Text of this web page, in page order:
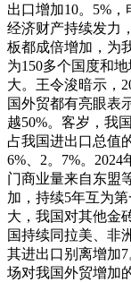
出口增加10。5%
经济财产持续发力
板都成倍增加，为
为150多个国度和
大。王令浚暗示，
国外贸都有亮眼表
越50%。客岁，我
占我国进出口总值
6%、2。7%。
门商业量来自东盟
加，持续5年互为
大，我国对其他金
国持续同拉美、非
其进出口别离增加7
场对我国外贸增加